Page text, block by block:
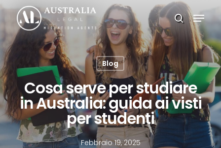
Skip
main
content
search
Menu
Blog
Cosa serve per studiare
in Australia: guida ai visti
per studenti
Febbraio 19, 2025
Close
Menu